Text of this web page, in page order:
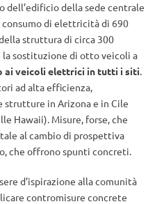
dell’edificio della sede centrale
consumo di elettricità di 690
struttura di circa 300
la sostituzione di otto veicoli a
ai veicoli elettrici in tutti i siti.
ad alta efficienza,
strutture in Arizona e in Cile
Hawaii). Misure, forse, che
al cambio di prospettiva
che offrono spunti concreti.
d’ispirazione alla comunità
contromisure concrete